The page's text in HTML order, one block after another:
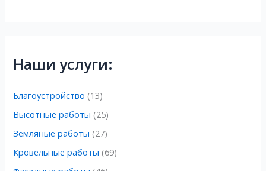
Наши услуги:
Благоустройство (13)
Высотные работы (25)
Земляные работы (27)
Кровельные работы (69)